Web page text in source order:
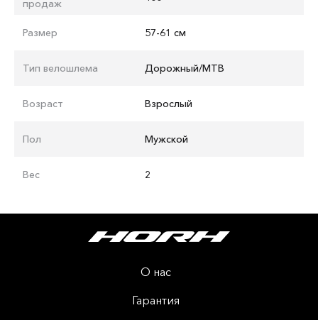
продаж
Размер 57-61 см
Тип велошлема Дорожный/MTB
Возраст Взрослый
Пол Мужской
Вес 2
О нас
Гарантия